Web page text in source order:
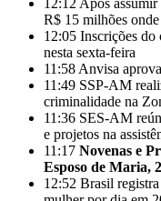
12:12 Após
R$ 15 milhões
12:05 Inscrições do
nesta sexta-feira
11:58 Anvisa
11:49 SSP-AM
criminalidade na
11:36 SES-AM
e projetos na
11:17 Novenas e
Esposo de Maria,
12:52 Brasil